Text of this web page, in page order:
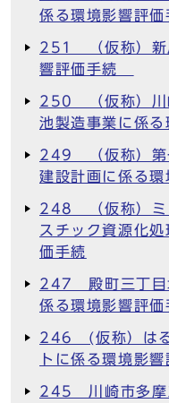
係る環境影響評価
251 （仮称）新
響評価手続
250 （仮称）川
池製造事業に係
249 （仮称）第
建設計画に係る環
248 （仮称）ミ
スチック資源化
価手続
247 殿町三丁目
係る環境影響評価
246 (仮称）はる
トに係る環境影
245 川崎市多摩